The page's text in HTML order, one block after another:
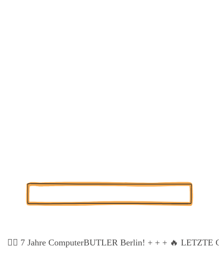
🏃‍♂️ 7 Jah­re Com­pu­ter­BUT­LER Ber­lin! + + + 🔥 LETZTE